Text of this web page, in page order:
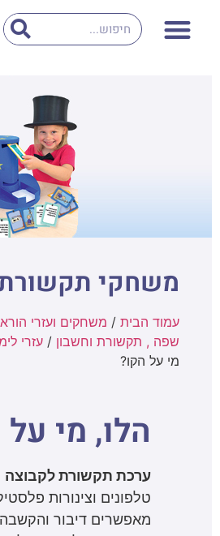
משחקי
עמוד הבית / משחקים ועזרי
שפה , תקשורת וחשבון / עזרי
מי על הקו?
הלו, מי
ערכת תקשורת לקבוצה
טלפונים וצינורות
מאפשרים דיבור והקשבה